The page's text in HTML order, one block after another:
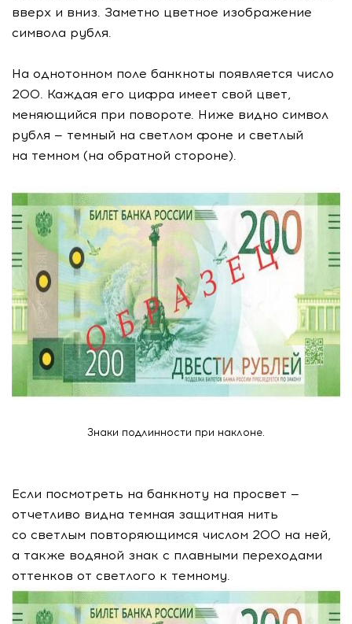
вверх и вниз. Заметно цветное изображение
символа рубля.
На однотонном поле банкноты появляется число
200. Каждая его цифра имеет свой цвет,
меняющийся при повороте. Ниже видно символ
рубля — темный на светлом фоне и светлый
на темном (на обратной стороне).
Знаки подлинности при наклоне.
Если посмотреть на банкноту на просвет —
отчетливо видна темная защитная нить
со светлым повторяющимся числом 200 на ней,
а также водяной знак с плавными переходами
оттенков от светлого к темному.